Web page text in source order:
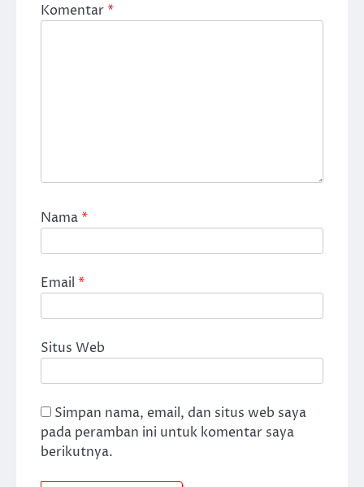
Komentar*
Nama*
Email *
Situs Web
Simpan nama, email, dan situs web saya
pada peramban ini untuk komentar saya
berikutnya.